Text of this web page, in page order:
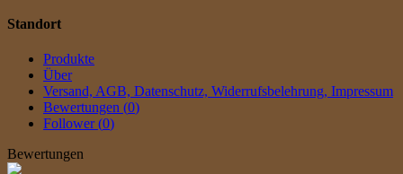
Standort
Produkte
Über
Versand, AGB, Datenschutz, Widerrufsbelehrung, Impressum
Bewertungen (0)
Follower (0)
Bewertungen